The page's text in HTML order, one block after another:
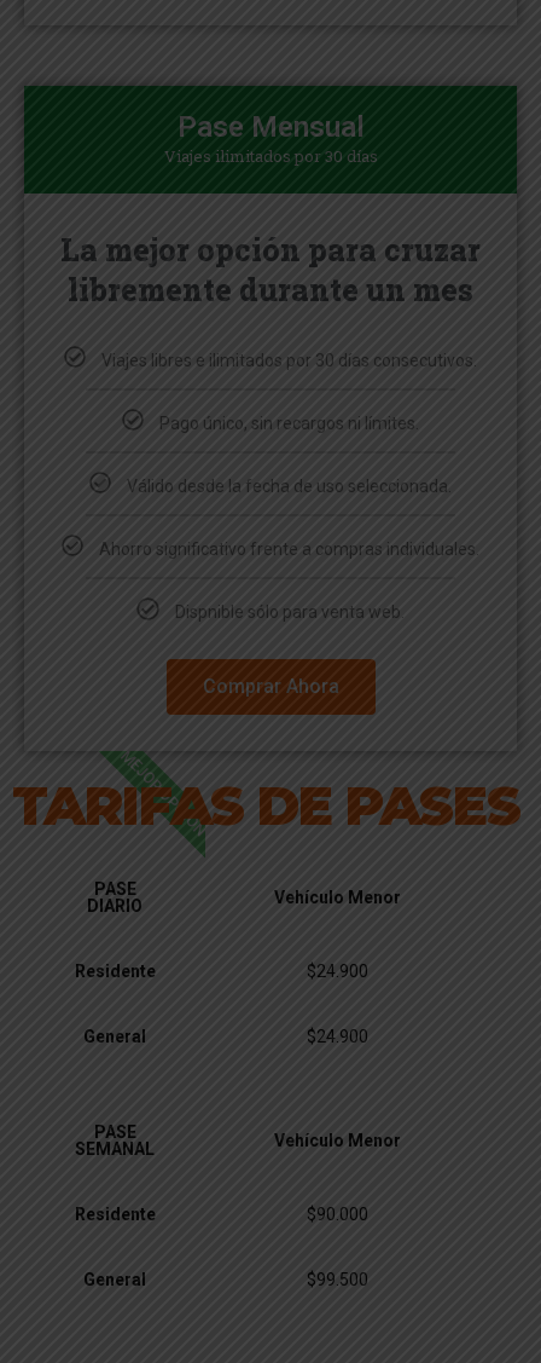
Pase Mensual
Viajes ilimitados por 30 días
La mejor opción para cruzar
libremente durante un mes
Viajes libres e ilimitados por 30 días consecutivos.
Pago único, sin recargos ni límites.
Válido desde la fecha de uso seleccionada.
Ahorro significativo frente a compras individuales.
Dispnible sólo para venta web.
Comprar Ahora
MEJOR OPCIÓN
TARIFAS DE PASES
PASE
DIARIO
Vehículo Menor
Residente $24.900
General $24.900
PASE
SEMANAL
Vehículo Menor
Residente $90.000
General $99.500